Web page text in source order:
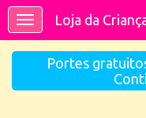
ToggleLoja da
Portes